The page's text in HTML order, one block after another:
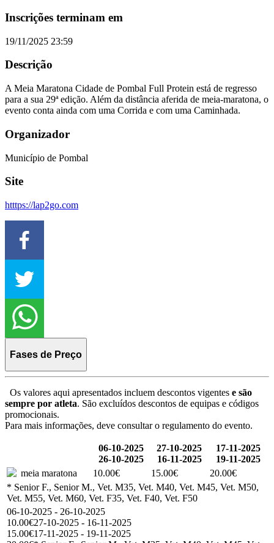
Inscrições terminam em
19/11/2025 23:59
Descrição
A Meia Maratona Cidade de Pombal Full Protein está de regresso
para a sua 29ª edição. Além da distância aferida de meia-maratona, o
evento conta ainda com uma Corrida e com uma Caminhada.
Organizador
Município de Pombal
Site
htttps://lap2go.com
Fases de Preço
Os valores aqui apresentados incluem descontos vigentes e são
sempre por atleta. São excluídos descontos de equipas e códigos
promocionais.
Para mais informações, deve consultar o regulamento do evento.
06-10-2025
26-10-2025
27-10-2025
16-11-2025
17-11-2025
19-11-2025
meia maratona
10.00€ 15.00€
20.00€
* Senior F., Senior M., Vet. M35, Vet. M40, Vet. M45, Vet. M50,
Vet. M55, Vet. M60, Vet. F35, Vet. F40, Vet. F50
06-10-2025 - 26-10-2025
10.00€27-10-2025 - 16-11-2025
15.00€17-11-2025 - 19-11-2025